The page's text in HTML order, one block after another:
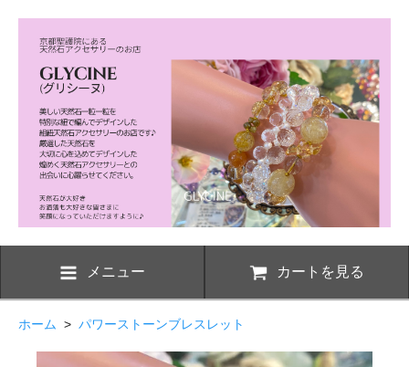
メニュー カートを見る
ホーム > パワーストーンブレスレット